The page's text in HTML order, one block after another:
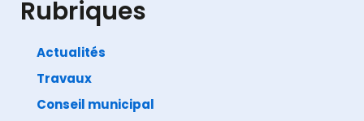
Impossible de trouver la fiche : F23566.xml
Rubriques
Actualités
Travaux
Conseil municipal